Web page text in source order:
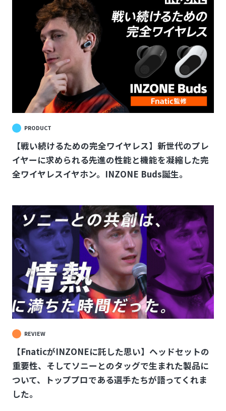
PRODUCT
【戦い続けるための完全ワイヤレス】新世代のプレ
イヤーに求められる先進の性能と機能を凝縮した完
全ワイヤレスイヤホン。INZONE Buds誕生。
REVIEW
【FnaticがINZONEに託した思い】ヘッドセットの
重要性、そしてソニーとのタッグで生まれた製品に
ついて、トッププロである選手たちが語ってくれま
した。